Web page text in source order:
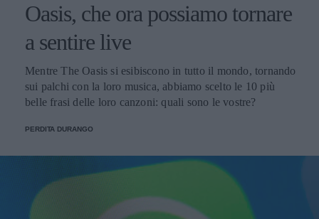
Oasis, che ora possiamo tornare
a sentire live
Mentre The Oasis si esibiscono in tutto il mondo, tornando
sui palchi con la loro musica, abbiamo scelto le 10 più
belle frasi delle loro canzoni: quali sono le vostre?
PERDITA DURANGO